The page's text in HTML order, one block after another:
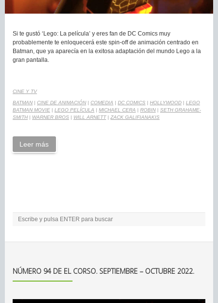
Si te gustó ‘Lego: La película’ y eres fan de DC Comics muy
probablemente te enloquecerá este spin-off de animación centrado en
Batman, que ya aparecía en la exitosa adaptación del mundo Lego a la
gran pantalla.
CINE Y TV
BATMAN | CINE DE ANIMACIÓN | COMEDIA | DC COMICS | HOLLYWOOD | LEGO
BATMAN MOVIE | LEGO PELÍCULA | MICHAEL CERA | ROBIN | SETH GRAHAME-
SMITH | WARNER BROS | WILL ARNETT| ZACK GALIFIANAKIS
Leer más
NÚMERO 94 DE EL CORSO. SEPTIEMBRE – OCTUBRE 2022.